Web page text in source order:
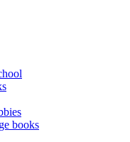
books